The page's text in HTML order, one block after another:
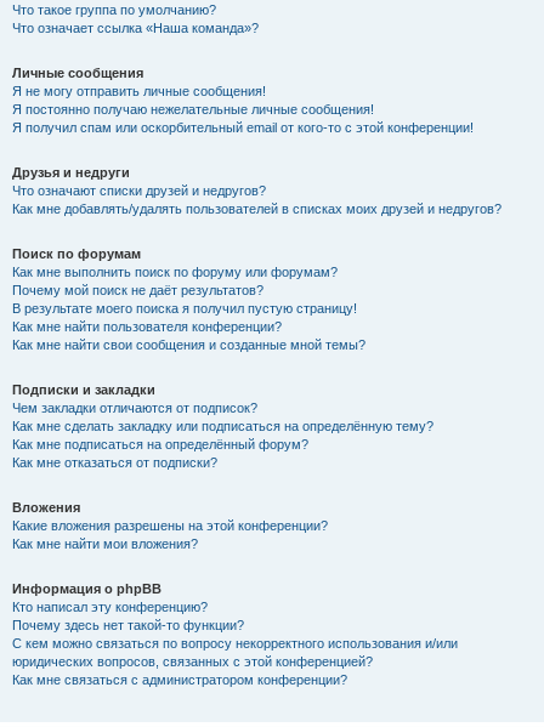
Что такое группа по умолчанию?
Что означает ссылка «Наша команда»?
Личные сообщения
Я не могу отправить личные сообщения!
Я постоянно получаю нежелательные личные сообщения!
Я получил спам или оскорбительный email от кого-то с этой конференции!
Друзья и недруги
Что означают списки друзей и недругов?
Как мне добавлять/удалять пользователей в списках моих друзей и недругов?
Поиск по форумам
Как мне выполнить поиск по форуму или форумам?
Почему мой поиск не даёт результатов?
В результате моего поиска я получил пустую страницу!
Как мне найти пользователя конференции?
Как мне найти свои сообщения и созданные мной темы?
Подписки и закладки
Чем закладки отличаются от подписок?
Как мне сделать закладку или подписаться на определённую тему?
Как мне подписаться на определённый форум?
Как мне отказаться от подписки?
Вложения
Какие вложения разрешены на этой конференции?
Как мне найти мои вложения?
Информация о phpBB
Кто написал эту конференцию?
Почему здесь нет такой-то функции?
С кем можно связаться по вопросу некорректного использования и/или
юридических вопросов, связанных с этой конференцией?
Как мне связаться с администратором конференции?